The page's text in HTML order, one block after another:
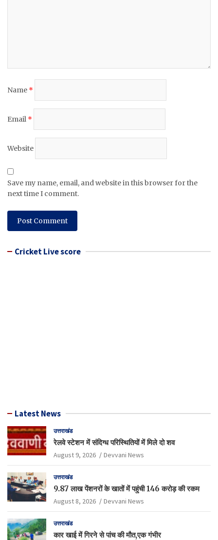
Name *
Email *
Website
Save my name, email, and website in this browser for the
next time I comment.
Cricket Live score
Latest News
उत्तराखंड
रेलवे स्टेशन में संदिग्ध परिस्थितियों में मिले दो शव
August 9, 2026 Devvani News
उत्तराखंड
9.87 लाख पेंशनरों के खातों में पहुंची 146 करोड़ की रकम
August 8, 2026 Devvani News
उत्तराखंड
कार खाई में गिरने से पांच की मौत,एक गंभीर